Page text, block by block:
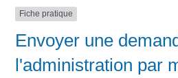
Fiche pratique
Envoyer une
l'administration par